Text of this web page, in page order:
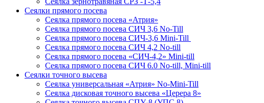
Сеялки прямого посева
Сеялка прямого посева «Атрия»
Сеялка прямого посева СИЧ 3,6 No-Till
Сеялка прямого посева СИЧ-3,6 Mini-Till
Сеялка прямого посева СИЧ 4,2 No-till
Сеялка прямого посева «СИЧ-4,2» Mini-till
Сеялка прямого посева СИЧ 6.0 No-till, Mini-till
Сеялки точного высева
Сеялка универсальная «Атрия» No-Mini-Till
Сеялка дисковая точного высева «Церера 8»